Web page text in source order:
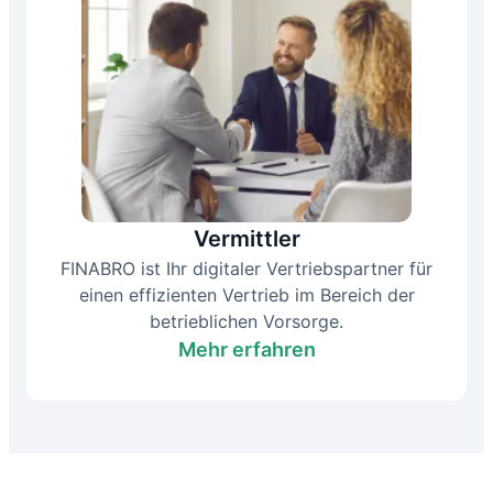
Vermittler
FINABRO ist Ihr digitaler Vertriebspartner für
einen effizienten Vertrieb im Bereich der
betrieblichen Vorsorge.
Mehr erfahren